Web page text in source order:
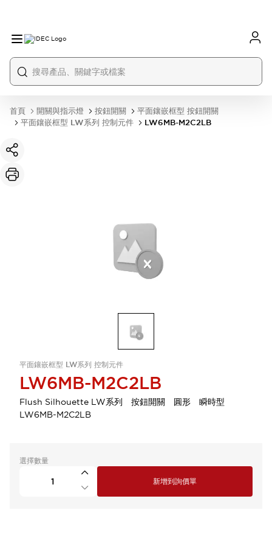
首頁 開關與指示燈 按鈕開關
平面鑲嵌框型 按鈕開關
平面鑲嵌框型 LW系列 控制元件
LW6MB-M2C2LB
平面鑲嵌框型 LW系列 控制元件
LW6MB-M2C2LB
Flush Silhouette LW系列 按鈕開關 圓形 瞬時型
LW6MB-M2C2LB
選擇數量
新增到詢價單